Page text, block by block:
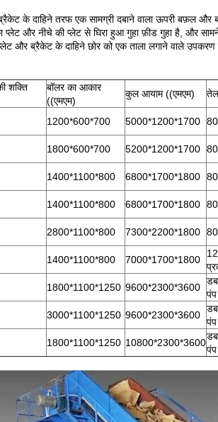
के दाहिने तरफ एक सामग्री दबाने वाला ऊपरी बफ़ल और
प्लेट और नीचे की प्लेट से घिरा हुआ गुहा फ़ीड गुहा है, और
और ब्रैकेट के दाहिने छोर को एक ताला लगाने वाले उपकरण
शक्ति
बॉलर का आकार
((एमएम)
कुल आयाम ((एमएम)
1200*600*700 5000*1200*1700
1800*600*700 5200*1200*1700
1400*1100*800 6800*1700*1800
1400*1100*800 6800*1700*1800
2800*1100*800 7300*2200*1800
1400*1100*800 7000*1700*1800
1800*1100*1250 9600*2300*3600
पंप
3000*1100*1250 9600*2300*3600
पंप
1800*1100*1250 10800*2300*3600
पंप